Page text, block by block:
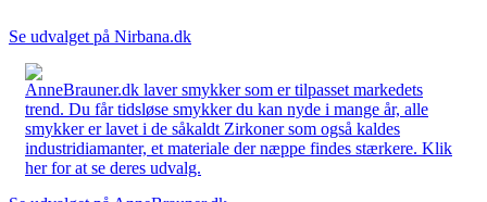
Se udvalget på Nirbana.dk
AnneBrauner.dk laver smykker som er tilpasset markedets
trend. Du får tidsløse smykker du kan nyde i mange år, alle
smykker er lavet i de såkaldt Zirkoner som også kaldes
industridiamanter, et materiale der næppe findes stærkere. Klik
her for at se deres udvalg.